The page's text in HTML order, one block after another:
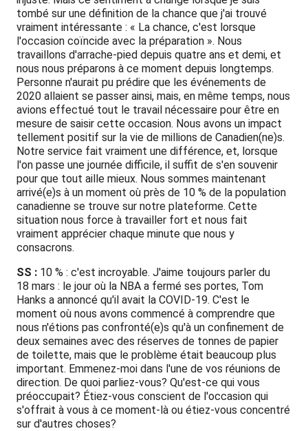
tombé sur une définition de la chance que j'ai trouvé
vraiment intéressante : « La chance, c'est lorsque
l'occasion coïncide avec la préparation ». Nous
travaillons d'arrache-pied depuis quatre ans et demi, et
nous nous préparons à ce moment depuis longtemps.
Personne n'aurait pu prédire que les événements de
2020 allaient se passer ainsi, mais, en même temps, nous
avions effectué tout le travail nécessaire pour être en
mesure de saisir cette occasion. Nous avons un impact
tellement positif sur la vie de millions de Canadien(ne)s.
Notre service fait vraiment une différence, et, lorsque
l'on passe une journée difficile, il suffit de s'en souvenir
pour que tout aille mieux. Nous sommes maintenant
arrivé(e)s à un moment où près de 10 % de la population
canadienne se trouve sur notre plateforme. Cette
situation nous force à travailler fort et nous fait
vraiment apprécier chaque minute que nous y
consacrons.
SS : 10 % : c'est incroyable. J'aime toujours parler du
18 mars : le jour où la NBA a fermé ses portes, Tom
Hanks a annoncé qu'il avait la COVID-19. C'est le
moment où nous avons commencé à comprendre que
nous n'étions pas confronté(e)s qu'à un confinement de
deux semaines avec des réserves de tonnes de papier
de toilette, mais que le problème était beaucoup plus
important. Emmenez-moi dans l'une de vos réunions de
direction. De quoi parliez-vous? Qu'est-ce qui vous
préoccupait? Étiez-vous conscient de l'occasion qui
s'offrait à vous à ce moment-là ou étiez-vous concentré
sur d'autres choses?